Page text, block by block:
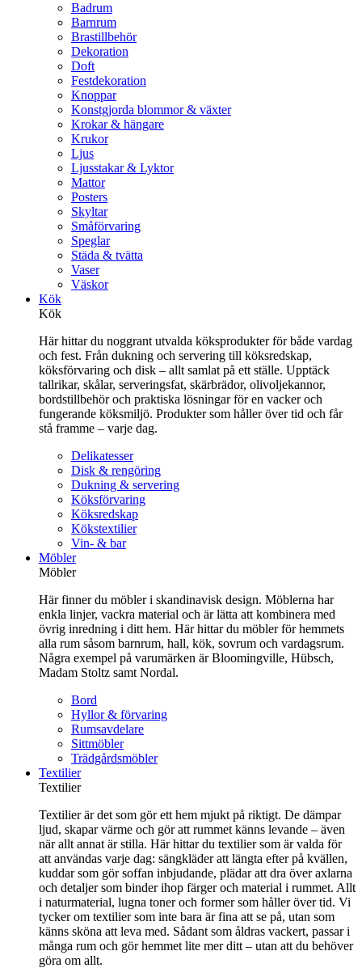
Badrum
Barnrum
Brastillbehör
Dekoration
Doft
Festdekoration
Knoppar
Konstgjorda blommor & växter
Krokar & hängare
Krukor
Ljus
Ljusstakar & Lyktor
Mattor
Posters
Skyltar
Småförvaring
Speglar
Städa & tvätta
Vaser
Väskor
Kök
Kök
Här hittar du noggrant utvalda köksprodukter för både vardag
och fest. Från dukning och servering till köksredskap,
köksförvaring och disk – allt samlat på ett ställe. Upptäck
tallrikar, skålar, serveringsfat, skärbrädor, olivoljekannor,
bordstillbehör och praktiska lösningar för en vacker och
fungerande köksmiljö. Produkter som håller över tid och får
stå framme – varje dag.
Delikatesser
Disk & rengöring
Dukning & servering
Köksförvaring
Köksredskap
Kökstextilier
Vin- & bar
Möbler
Möbler
Här finner du möbler i skandinavisk design. Möblerna har
enkla linjer, vackra material och är lätta att kombinera med
övrig inredning i ditt hem. Här hittar du möbler för hemmets
alla rum såsom barnrum, hall, kök, sovrum och vardagsrum.
Några exempel på varumärken är Bloomingville, Hübsch,
Madam Stoltz samt Nordal.
Bord
Hyllor & förvaring
Rumsavdelare
Sittmöbler
Trädgårdsmöbler
Textilier
Textilier
Textilier är det som gör ett hem mjukt på riktigt. De dämpar
ljud, skapar värme och gör att rummet känns levande – även
när allt annat är stilla. Här hittar du textilier som är valda för
att användas varje dag: sängkläder att längta efter på kvällen,
kuddar som gör soffan inbjudande, plädar att dra över axlarna
och detaljer som binder ihop färger och material i rummet. Allt
i naturmaterial, lugna toner och former som håller över tid. Vi
tycker om textilier som inte bara är fina att se på, utan som
känns sköna att leva med. Sådant som åldras vackert, passar i
många rum och gör hemmet lite mer ditt – utan att du behöver
göra om allt.